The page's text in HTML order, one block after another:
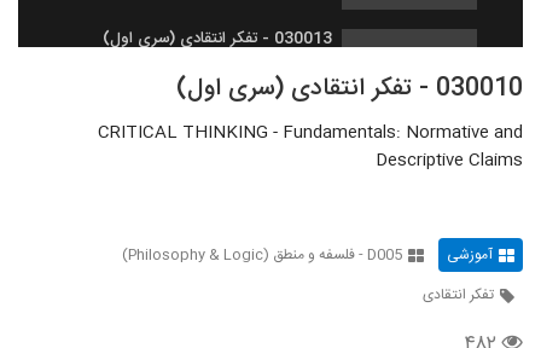
030013 - تفکر انتقادی (سری اول)
14
030014 - تفکر انتقادی (سری اول)
15
۷۲۶ بازدید
030010 - تفکر انتقادی (سری اول)
CRITICAL THINKING - Fundamentals: Normative and
Descriptive Claims
آموزشی
D005 - فلسفه و منطق (Philosophy & Logic)
تفکر انتقادی